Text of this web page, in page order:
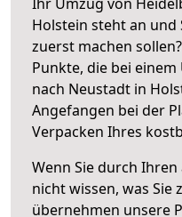
Holstein steht an und
zuerst machen
Punkte, die bei
nach Neustadt in
Angefangen bei der
Verpacken Ihres
Wenn Sie durch
nicht wissen, was Sie
übernehmen unsere